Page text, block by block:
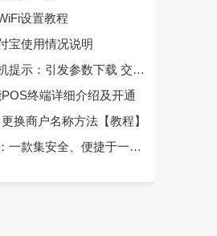
设置教程
宝使用情况说明
引发参数下载 交易失败,按[取消]退出
终端详细介绍及开通
换商户名称方法【教程】
安全、便捷于一身的移动收款利器！